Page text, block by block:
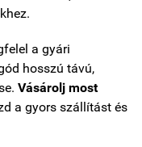
a gyári
hosszú távú,
Vásárolj most
a gyors szállítást és